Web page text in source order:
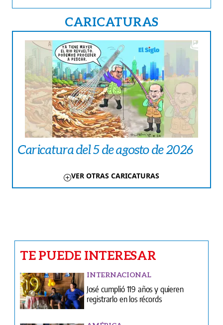
CARICATURAS
Caricatura del 5 de agosto de 2026
VER OTRAS CARICATURAS
José cumplió 119 años y quieren
registrarlo en los récords
AMÉRICA
Buscan reparar 4.000 viviendas
dañadas por los terremotos